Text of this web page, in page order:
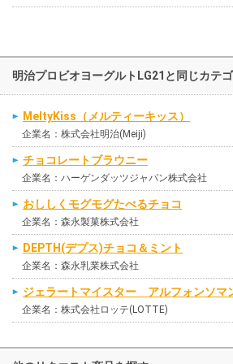
明治プロビオヨーグルトLG21と同じカテ
MeltyKiss（メルティーキッス）
企業名：株式会社明治(Meiji)
チョコレートブラウニー
企業名：ハーゲンダッツジャパン株式会社
おししくモグモグたべるチョコ
企業名：森永製菓株式会社
DEPTH(デプス)チョコ＆ミント
企業名：森永乳業株式会社
ジェラートマイスター アルフォンソマ
企業名：株式会社ロッテ(LOTTE)